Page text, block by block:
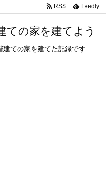
ての家を建てよう
ての家を建てた記録です
RSS Feedly